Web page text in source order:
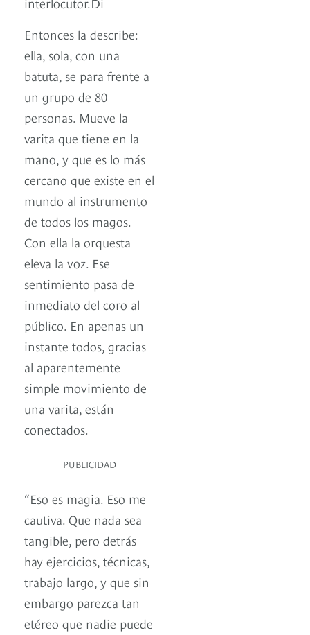
Entonces la describe:
ella, sola, con una
batuta, se para frente a
un grupo de 80
personas. Mueve la
varita que tiene en la
mano, y que es lo más
cercano que existe en el
mundo al instrumento
de todos los magos.
Con ella la orquesta
eleva la voz. Ese
sentimiento pasa de
inmediato del coro al
público. En apenas un
instante todos, gracias
al aparentemente
simple movimiento de
una varita, están
conectados.
PUBLICIDAD
“Eso es magia. Eso me
cautiva. Que nada sea
tangible, pero detrás
hay ejercicios, técnicas,
trabajo largo, y que sin
embargo parezca tan
etéreo que nadie puede